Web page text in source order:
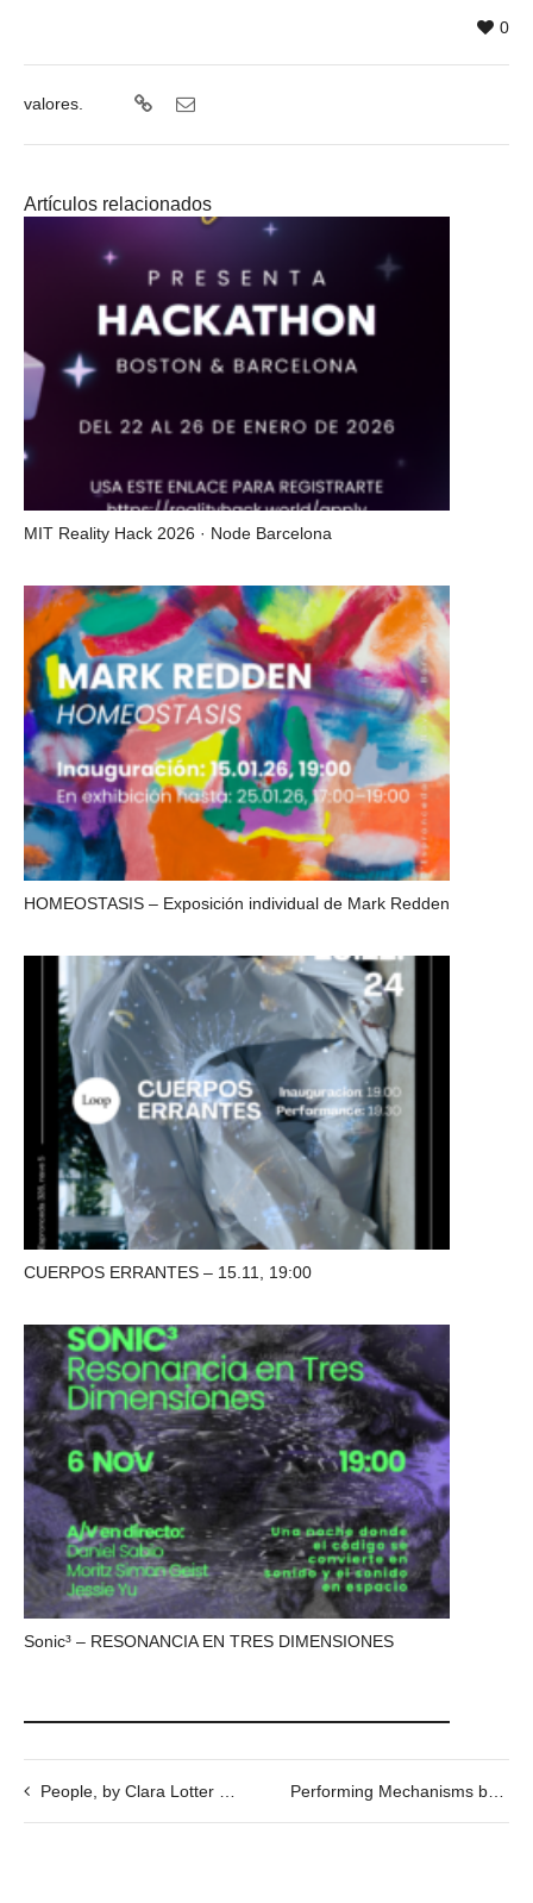
0
valores.
Artículos relacionados
MIT Reality Hack 2026 · Node Barcelona
HOMEOSTASIS – Exposición individual de Mark Redden
CUERPOS ERRANTES – 15.11, 19:00
Sonic³ – RESONANCIA EN TRES DIMENSIONES
People, by Clara Lotter Dittmer 27/08/19 @19h Performing Mechanisms by Netai Halup. 04/07 @19h